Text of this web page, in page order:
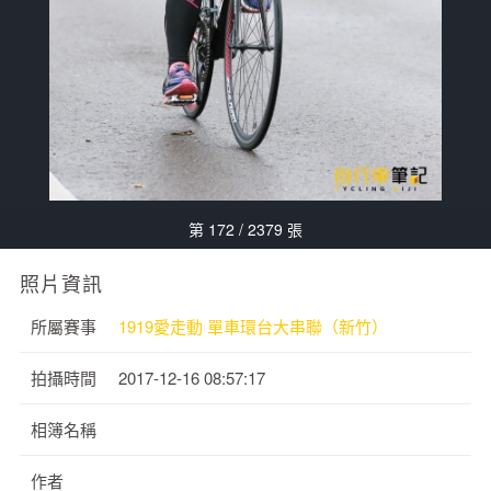
第 172 / 2379 張
照片資訊
所屬賽事 1919愛走動 單車環台大串聯（新竹）
拍攝時間 2017-12-16 08:57:17
相簿名稱
作者